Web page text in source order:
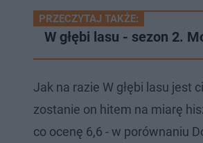
PRZECZYTAJ TAKŻE:
W głębi lasu - sezon 2.
Jak na razie W głębi lasu jest
zostanie on hitem na miarę
co ocenę 6,6 - w porównaniu